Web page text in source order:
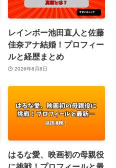
レインボー池田直人と佐藤
佳奈アナ結婚！プロフィー
ルと経歴まとめ
2026年8月8日
はるな愛、映画初の母親役